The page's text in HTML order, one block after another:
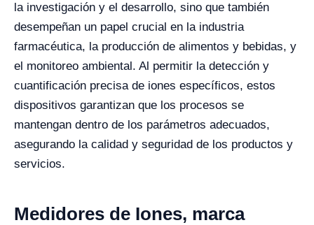
la investigación y el desarrollo, sino que también
desempeñan un papel crucial en la industria
farmacéutica, la producción de alimentos y bebidas, y
el monitoreo ambiental. Al permitir la detección y
cuantificación precisa de iones específicos, estos
dispositivos garantizan que los procesos se
mantengan dentro de los parámetros adecuados,
asegurando la calidad y seguridad de los productos y
servicios.
Medidores de Iones, marca